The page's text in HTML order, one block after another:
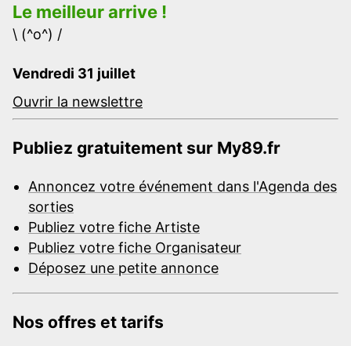
Le meilleur arrive !
\ (^o^) /
Vendredi 31 juillet
Ouvrir la newslettre
Publiez gratuitement sur My89.fr
Annoncez votre événement dans l'Agenda des
sorties
Publiez votre fiche Artiste
Publiez votre fiche Organisateur
Déposez une petite annonce
Nos offres et tarifs